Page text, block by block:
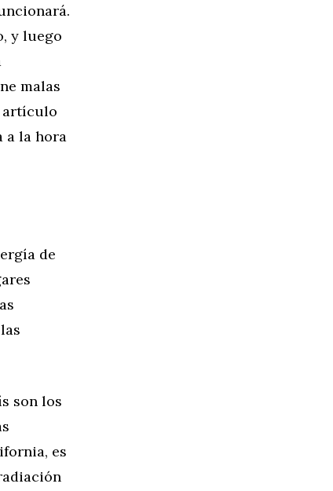
y luego
malas
artículo
a la hora
de
son los
es